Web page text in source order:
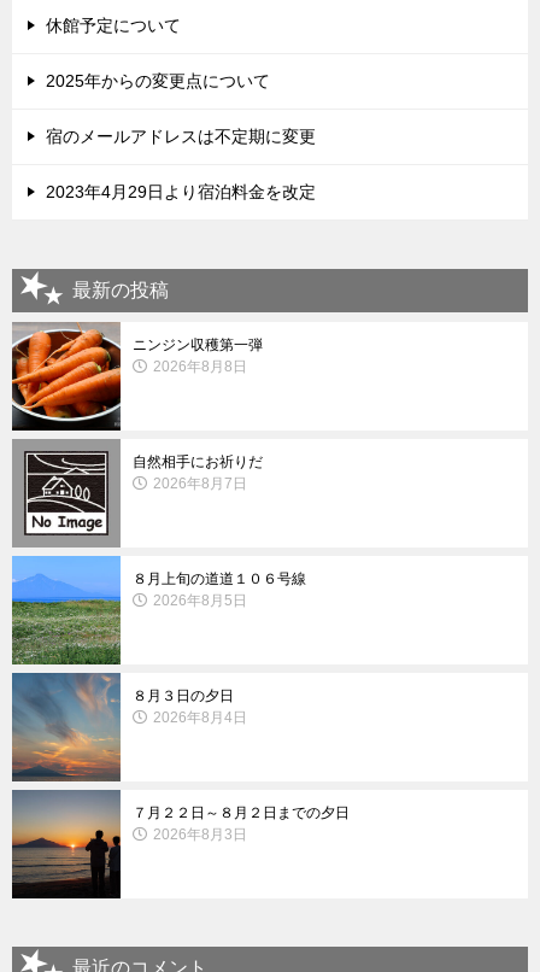
休館予定について
2025年からの変更点について
宿のメールアドレスは不定期に変更
2023年4月29日より宿泊料金を改定
最新の投稿
ニンジン収穫第一弾
2026年8月8日
自然相手にお祈りだ
2026年8月7日
８月上旬の道道１０６号線
2026年8月5日
８月３日の夕日
2026年8月4日
７月２２日～８月２日までの夕日
2026年8月3日
最近のコメント